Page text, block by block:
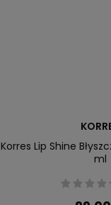
Korres Lip Shine
ml